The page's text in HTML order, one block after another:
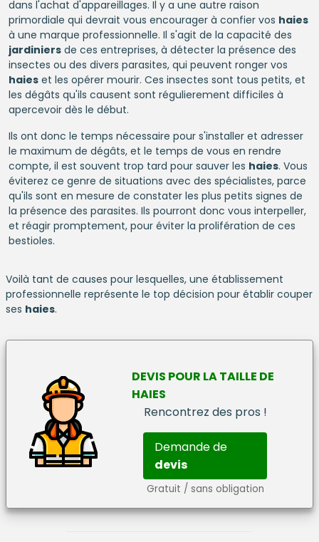
dans l'achat d'appareillages. Il y a une autre raison
primordiale qui devrait vous encourager à confier vos haies
à une marque professionnelle. Il s'agit de la capacité des
jardiniersde ces entreprises, à détecter la présence des
insectes ou des divers parasites, qui peuvent ronger vos
haieset les opérer mourir. Ces insectes sont tous petits, et
les dégâts qu'ils causent sont régulierement difficiles à
apercevoir dès le début.
Ils ont donc le temps nécessaire pour s'installer et adresser
le maximum de dégâts, et le temps de vous en rendre
compte, il est souvent trop tard pour sauver les haies. Vous
éviterez ce genre de situations avec des spécialistes, parce
qu'ils sont en mesure de constater les plus petits signes de
la présence des parasites. Ils pourront donc vous interpeller,
et réagir promptement, pour éviter la prolifération de ces
bestioles.
Voilà tant de causes pour lesquelles, une établissement
professionnelle représente le top décision pour établir couper
ses haies.
DEVIS POUR LATAILLE DE
HAIES
Rencontrez des pros !
Demande de
devis
Gratuit / sans obligation